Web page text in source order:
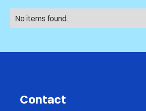
No items found.
Contact